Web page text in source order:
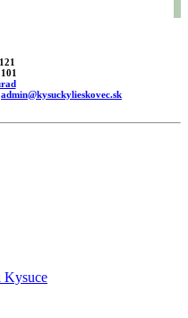
admin@kysuckylieskovec.sk
Kysuce